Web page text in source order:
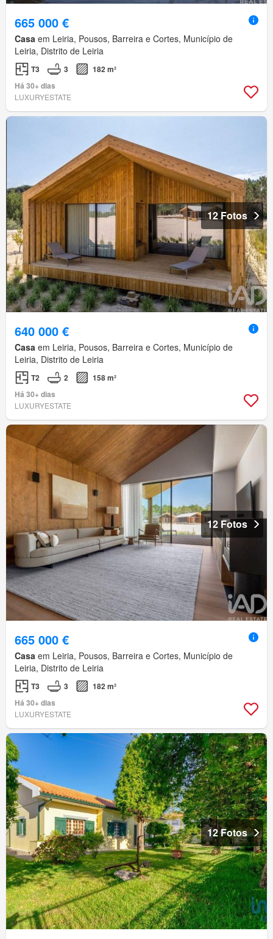
665 000 €
Casa em Leiria, Pousos, Barreira e Cortes, Município de
Leiria, Distrito de Leiria
T3 3
182 m²
Há 30+ dias
LUXURYESTATE
12 Fotos
640 000 €
Casa em Leiria, Pousos, Barreira e Cortes, Município de
Leiria, Distrito de Leiria
T2 2
158 m²
Há 30+ dias
LUXURYESTATE
12 Fotos
665 000 €
Casa em Leiria, Pousos, Barreira e Cortes, Município de
Leiria, Distrito de Leiria
T3 3
182 m²
Há 30+ dias
LUXURYESTATE
12 Fotos